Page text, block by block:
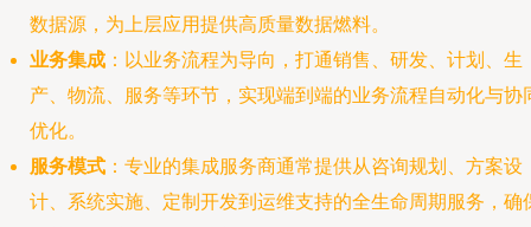
数据源，为上层应用提供高质量数据燃料。
业务集成 ：以业务流程为导向，打通销售、研发、计划、生
产、物流、服务等环节，实现端到端的业务流程自动化与协
优化。
服务模式 ：专业的集成服务商通常提供从咨询规划、方案设
计、系统实施、定制开发到运维支持的全生命周期服务，确